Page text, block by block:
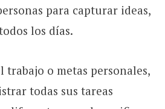
para capturar ideas,
los días.
trabajo o metas personales,
todas sus tareas